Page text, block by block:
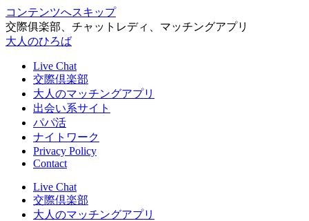
コンテンツへスキップ
交際俱楽部、チャットレディ、マッチングアプリ
大人のひろば
Live Chat
交際倶楽部
大人のマッチングアプリ
出会い系サイト
パパ活
ナイトワーク
Privacy Policy
Contact
Live Chat
交際倶楽部
大人のマッチングアプリ